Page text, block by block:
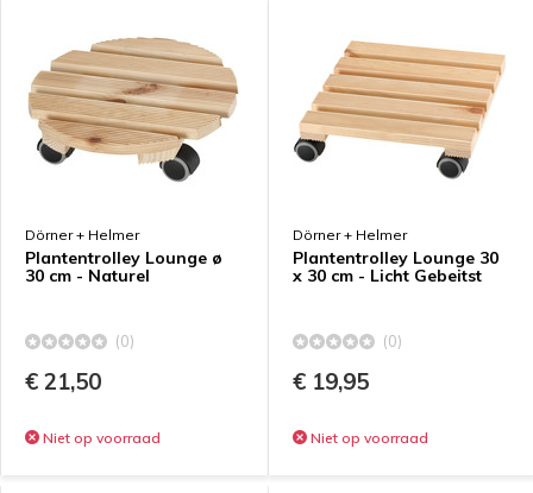
Dörner + Helmer
Plantentrolley Lounge ø
30 cm - Naturel
(0)
€ 21,50
Niet op voorraad
Dörner + Helmer
Plantentrolley Lounge 30
x 30 cm - Licht Gebeitst
(0)
€ 19,95
Niet op voorraad